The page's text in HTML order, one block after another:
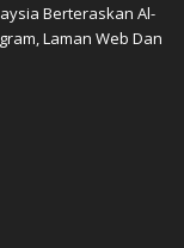
Berteraskan Al-
Laman Web Dan